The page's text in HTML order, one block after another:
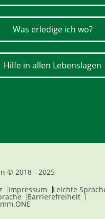
Was erledige ich wo?
Hilfe in allen Lebenslagen
© 2018 - 2025
Impressum Leichte
Barrierefreiheit